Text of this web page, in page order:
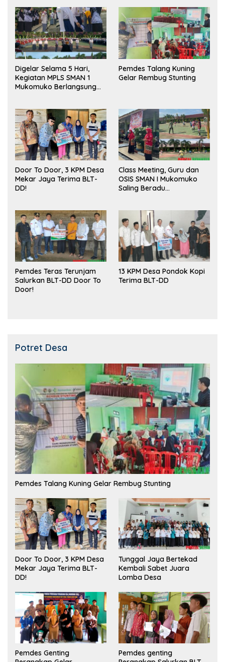
Digelar Selama 5 Hari,
Kegiatan MPLS SMAN 1
Mukomuko Berlangsung
Pemdes Talang Kuning
Gelar Rembug Stunting
Door To Door, 3 KPM Desa
Mekar Jaya Terima BLT-
DD!
Class Meeting, Guru dan
OSIS SMAN I Mukomuko
Saling Beradu
Pemdes Teras Terunjam
Salurkan BLT-DD Door To
Door!
13 KPM Desa Pondok Kopi
Terima BLT-DD
Potret Desa
Pemdes Talang Kuning Gelar Rembug Stunting
Door To Door, 3 KPM Desa
Mekar Jaya Terima BLT-
DD!
Tunggal Jaya Bertekad
Kembali Sabet Juara
Lomba Desa
Pemdes Genting
Pemdes genting